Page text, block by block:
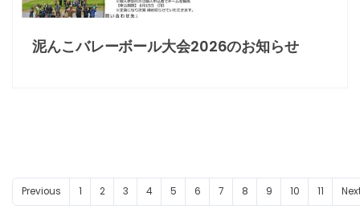
泥んこバレーボール大会2026のお知らせ
Previous 1 2 3 4 5 6 7 8 9 10 11